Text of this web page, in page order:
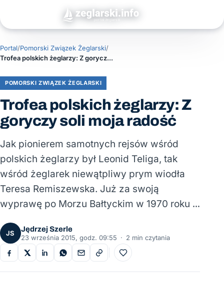
Portal/Pomorski Związek Żeglarski/
Trofea polskich żeglarzy: Z goryczy soli moja radość
POMORSKI ZWIĄZEK ŻEGLARSKI
Trofea polskich żeglarzy: Z
goryczy soli moja radość
Jak pionierem samotnych rejsów wśród
polskich żeglarzy był Leonid Teliga, tak
wśród żeglarek niewątpliwy prym wiodła
Teresa Remiszewska. Już za swoją
wyprawę po Morzu Bałtyckim w 1970 roku …
JS
Jędrzej Szerle
23 września 2015, godz. 09:55 · 2 min czytania
Do ulubionych